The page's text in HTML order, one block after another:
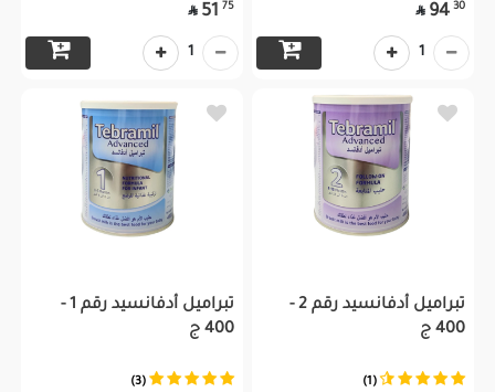
30
94

1
75
51

1
تبراميل أدفانسيد رقم 2 -
400 ج
(1)
تبراميل أدفانسيد رقم 1 -
400 ج
(3)